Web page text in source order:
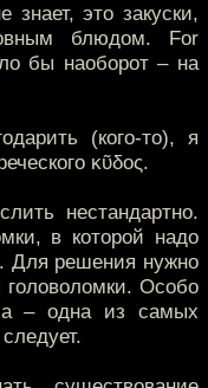
это закуски,
блюдом. For
бы наоборот – на
(кого-то), я
κῦδος.
нестандартно.
в которой надо
Для решения нужно
Особо
– одна из самых